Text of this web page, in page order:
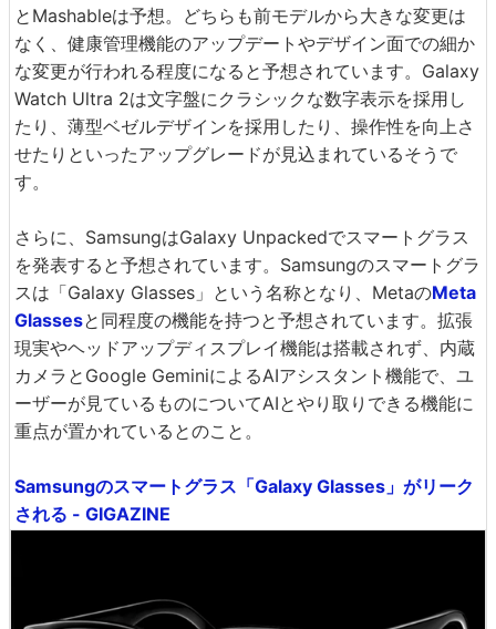
とMashableは予想。どちらも前モデルから大きな変更は
なく、健康管理機能のアップデートやデザイン面での細か
な変更が行われる程度になると予想されています。Galaxy
Watch Ultra 2は文字盤にクラシックな数字表示を採用し
たり、薄型ベゼルデザインを採用したり、操作性を向上さ
せたりといったアップグレードが見込まれているそうで
す。
さらに、SamsungはGalaxy Unpackedでスマートグラス
を発表すると予想されています。Samsungのスマートグラ
スは「Galaxy Glasses」という名称となり、MetaのMeta
Glassesと同程度の機能を持つと予想されています。拡張
現実やヘッドアップディスプレイ機能は搭載されず、内蔵
カメラとGoogle GeminiによるAIアシスタント機能で、ユ
ーザーが見ているものについてAIとやり取りできる機能に
重点が置かれているとのこと。
Samsungのスマートグラス「Galaxy Glasses」がリーク
される - GIGAZINE